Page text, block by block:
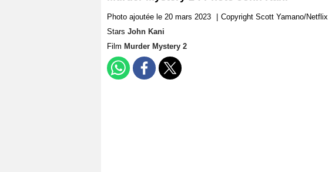
Photo ajoutée le 20 mars 2023
Copyright Scott Yamano/Netflix
Stars John Kani
Film Murder Mystery 2